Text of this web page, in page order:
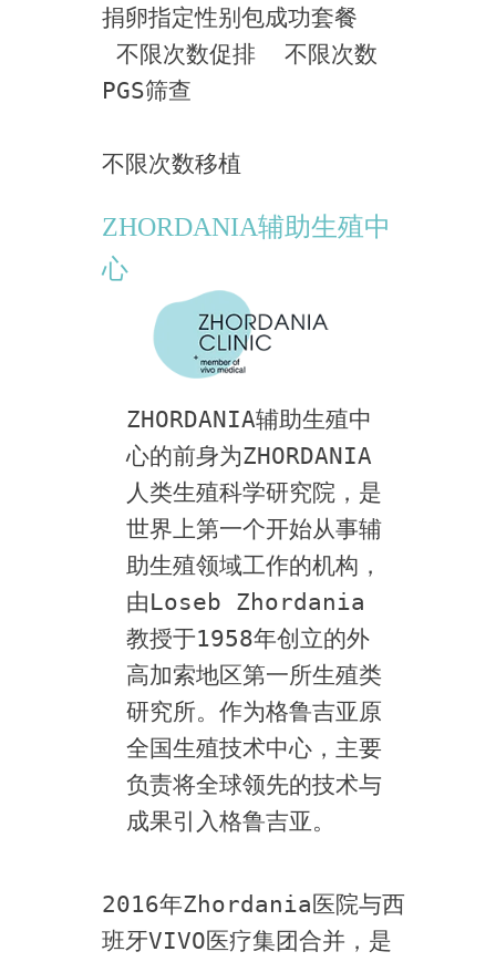
捐卵指定性别包成功套餐
PGS筛查
不限次数移植
ZHORDANIA辅助生殖中
心
ZHORDANIA辅助生殖中
心的前身为ZHORDANIA
人类生殖科学研究院，是
世界上第一个开始从事辅
助生殖领域工作的机构，
由Loseb Zhordania
教授于1958年创立的外
高加索地区第一所生殖类
研究所。作为格鲁吉亚原
全国生殖技术中心，主要
负责将全球领先的技术与
成果引入格鲁吉亚。
2016年Zhordania医院与西
班牙VIVO医疗集团合并，是